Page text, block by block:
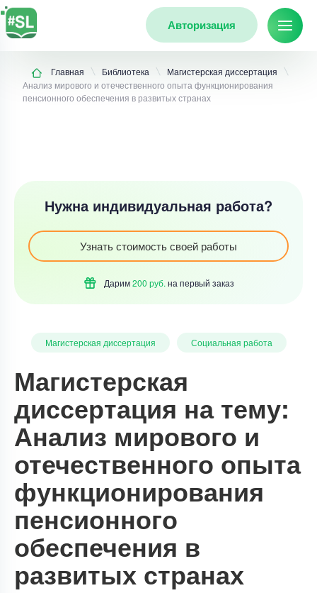
Авторизация
Главная Библиотека
Магистерская диссертация
Анализ мирового и отечественного опыта функционирования
пенсионного обеспечения в развитых странах
Нужна индивидуальная работа?
Узнать стоимость своей работы
Дарим200 руб. на первый заказ
Магистерская диссертация Социальная работа
Магистерская
диссертация на тему:
Анализ мирового и
отечественного опыта
функционирования
пенсионного
обеспечения в
развитых странах